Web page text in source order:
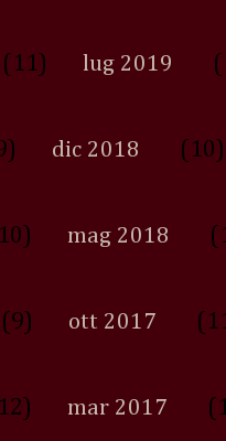
(11) lug 2019
dic 2018 (10)
mag 2018
(9) ott 2017
mar 2017